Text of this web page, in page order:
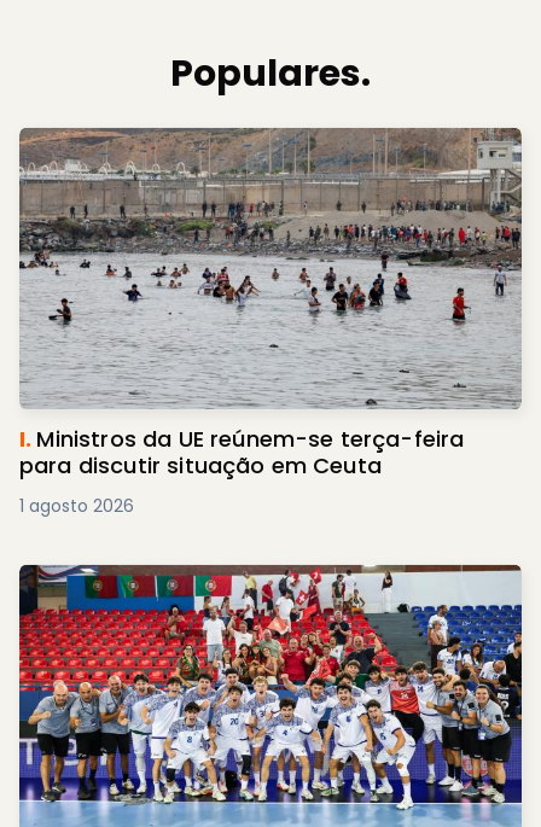
Populares.
I. Ministros da UE reúnem-se terça-feira
para discutir situação em Ceuta
1 agosto 2026